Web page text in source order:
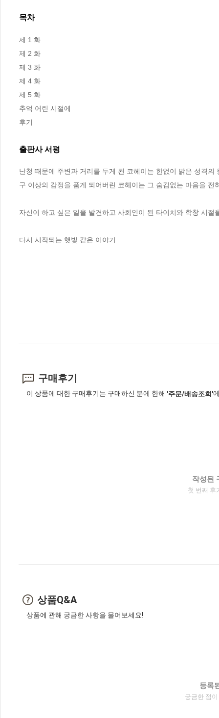
목차
제 1 화
제 2 화
제 3 화
제 4 화
제 5 화
추억 어린 시절에
후기
출판사 서평
난청 때문에 주변과 거리를 두게 된 코헤이는 한없이 밝은 성격
구 이상의 감정을 품게 되어버린 코헤이는 그 숨김없는 마음을
자신이 하고 싶은 일을 발견하고 사회인이 된 타이치와 학창 시
다시 시작되는 햇빛 같은 이야기
구매후기
이 상품에 대한 구매후기는 구매하신 분에 한해 '주문/배송조회'
작성된
첫 번째 후
상품Q&A
상품에 관해 궁금한 사항을 물어보세요!
등록
궁금한 점